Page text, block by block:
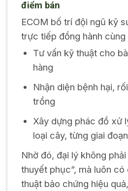
điểm bán
ECOM bố trí đội ngũ kỹ
trực tiếp đồng hành cùng
Tư vấn kỹ thuật cho
hàng
Nhận diện bệnh hại,
trồng
Xây dựng phác đồ xử
loại cây, từng giai
Nhờ đó, đại lý không
thuyết phục”, mà luôn
thuật bảo chứng hiệu